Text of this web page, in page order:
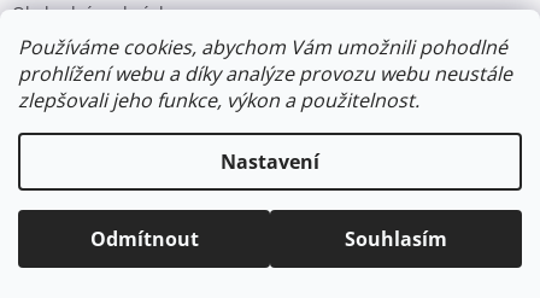
Používáme cookies, abychom Vám umožnili pohodlné
prohlížení webu a díky analýze provozu webu neustále
zlepšovali jeho funkce, výkon a použitelnost.
Nastavení
Odmítnout Souhlasím
Obchodní podmínky
Poradna
Financování